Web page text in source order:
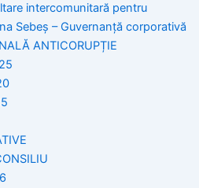
intercomunitară pentru
Sebeș – Guvernanță corporativă
ANTICORUPȚIE